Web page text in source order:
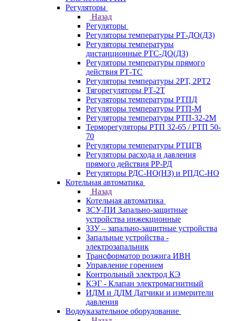
Регуляторы
Назад
Регуляторы
Регуляторы температуры РТ-ДО(ДЗ)
Регуляторы температуры
дистанционные РТС-ДО(ДЗ)
Регуляторы температуры прямого
действия РТ-ТС
Регуляторы температуры 2РТ, 2РT2
Тягорегуляторы РТ-2Т
Регуляторы температуры РТПД
Регуляторы температуры РТП-M
Регуляторы температуры РТП-32-2М
Терморегуляторы РТП 32-65 / РТП 50-
70
Регуляторы температуры РТЦГВ
Регуляторы расхода и давления
прямого действия РР-РД
Регуляторы РДС-НО(НЗ) и РПДС-НО
Котельная автоматика
Назад
Котельная автоматика
ЗСУ-ПИ Запально-защитные
устройства инжекционные
ЗЗУ – запально-защитные устройства
Запальные устройства -
электрозапальник
Трансформатор розжига ИВН
Управление горением
Контрольный электрод КЭ
КЭГ - Клапан электромагнитный
ИДМ и ДДМ Датчики и измерители
давления
Водоуказательное оборудование